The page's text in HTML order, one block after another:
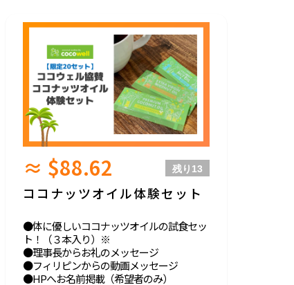
≈ $88.62 残り 13
ココナッツオイル体験セット
●体に優しいココナッツオイルの試食セッ
ト！（３本入り）※
●理事長からお礼のメッセージ
●フィリピンからの動画メッセージ
●HPへお名前掲載（希望者のみ）